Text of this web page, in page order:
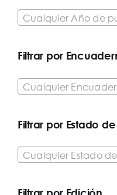
Cualquier Año de
Filtrar por
Cualquier
Filtrar por Estado